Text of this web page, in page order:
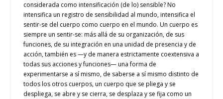
considerada como intensificación (de lo) sensible? No
intensifica un registro de sensibilidad al mundo, intensifica el
sentir-se del cuerpo como cuerpo en el mundo. Un cuerpo es
siempre un sentir-se: más allá de su organización, de sus
funciones, de su integración en una unidad de presencia y de
acción, también es —y de manera estrictamente coextensiva a
todas sus acciones y funciones— una forma de
experimentarse a sí mismo, de saberse a sí mismo distinto de
todos los otros cuerpos, un cuerpo que se pliega y se
despliega, se abre y se cierra, se desplaza y se fija como un